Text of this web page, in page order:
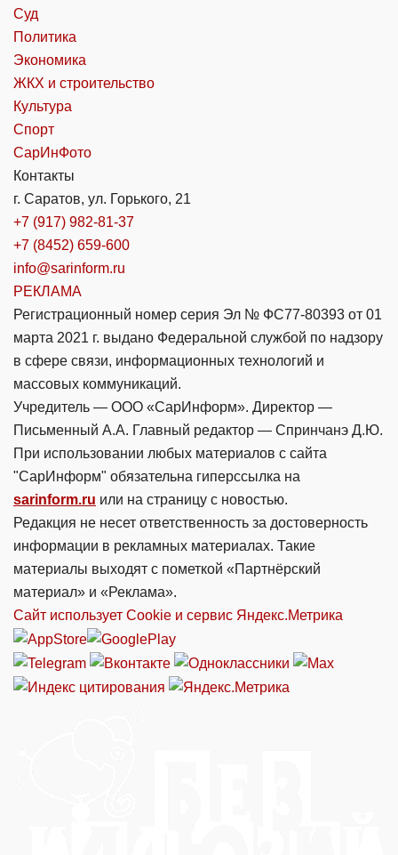
Суд
Политика
Экономика
ЖКХ и строительство
Культура
Спорт
СарИнФото
Контакты
г. Саратов, ул. Горького, 21
+7 (917) 982-81-37
+7 (8452) 659-600
info@sarinform.ru
РЕКЛАМА
Регистрационный номер серия Эл № ФС77-80393 от 01
марта 2021 г. выдано Федеральной службой по надзору
в сфере связи, информационных технологий и
массовых коммуникаций.
Учредитель — ООО «СарИнформ». Директор —
Письменный А.А. Главный редактор — Спринчанэ Д.Ю.
При использовании любых материалов с сайта
"СарИнформ" обязательна гиперссылка на
sarinform.ru или на страницу с новостью.
Редакция не несет ответственность за достоверность
информации в рекламных материалах. Такие
материалы выходят с пометкой «Партнёрский
материал» и «Реклама».
Сайт использует Cookie и сервиc Яндекс.Метрика